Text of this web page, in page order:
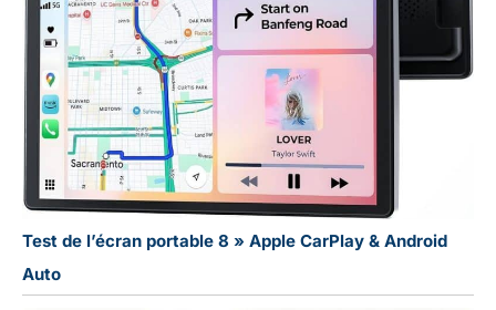
Test de l’écran portable 8 » Apple CarPlay & Android
Auto